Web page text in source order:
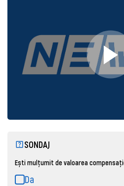
SONDAJ
Ești mulțumit de valoarea
Da